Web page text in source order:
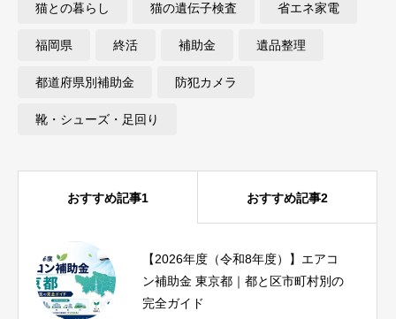
猫との暮らし 猫の遺伝子検査 省エネ家電
福岡県 終活 補助金 遺品整理
都道府県別補助金 防犯カメラ
靴・シューズ・足回り
おすすめ記事1 おすすめ記事2
【2026年度（令和8年度）】エアコ
ン補助金 東京都｜都と区市町村別の
完全ガイド
iPhone17eとiPhoneSE3を比較｜SE3
ユーザーが1分で結論を出せる診断つ
き